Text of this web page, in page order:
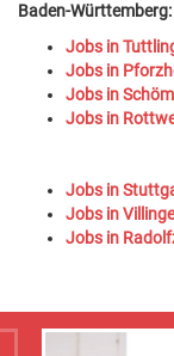
Baden-Württemberg:
Jobs in
Jobs in
Jobs in
Jobs in
Jobs in
Jobs in
Jobs in